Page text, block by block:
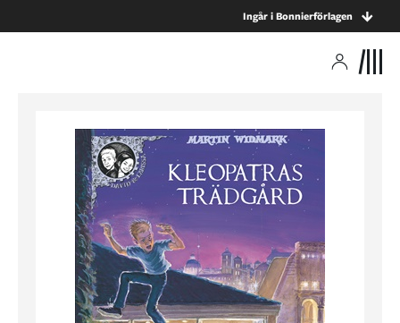
Ingår i Bonnierförlagen